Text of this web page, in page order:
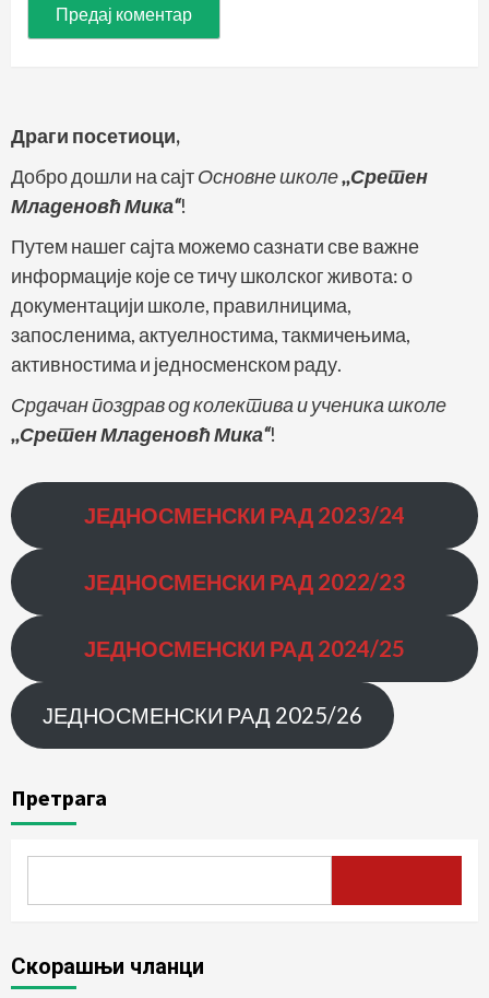
Драги посетиоци,
Добро дошли на сајтОсновне школе,,Сретен
Младеновћ Мика“!
Путем нашег сајта можемо сазнати све важне
информације које се тичу школског живота: о
документацији школе, правилницима,
запосленима, актуелностима, такмичењима,
активностима и једносменском раду.
Срдачан поздрав од колектива и ученика школе
,,Сретен Младеновћ Мика“!
ЈЕДНОСМЕНСКИ РАД 2023/24
ЈЕДНОСМЕНСКИ РАД 2022/23
ЈЕДНОСМЕНСКИ РАД 2024/25
ЈЕДНОСМЕНСКИ РАД 2025/26
Претрага
Скорашњи чланци